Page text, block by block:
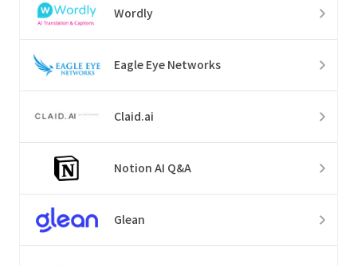
Wordly
Eagle Eye Networks
Claid.ai
Notion AI Q&A
Glean